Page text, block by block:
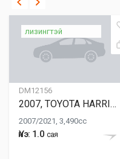
DM12156
лизингтэй
2007, TOYOTA HARRIER
2007/2021, 3,490cc
Үнэ: 1.0 сая